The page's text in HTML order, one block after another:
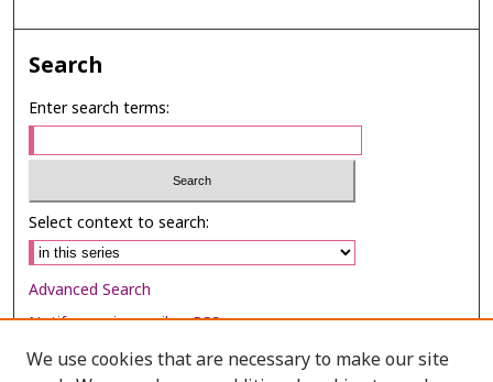
Search
Enter search terms:
Select context to search:
Advanced Search
Notify me via email orRSS
We use cookies that are necessary to make our site